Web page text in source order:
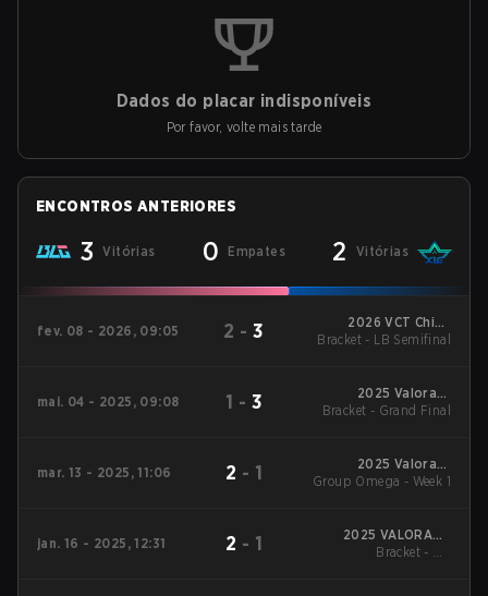
Dados do placar indisponíveis
Por favor, volte mais tarde
ENCONTROS ANTERIORES
3 Vitórias 0 Empates 2 Vitórias
fev. 08 - 2026, 09:05 2 -3
2026 VCT China
Kickoff
Bracket - LB Semifinal
mai. 04 - 2025, 09:08 1 - 3
2025 Valorant
Champions Tour:
Bracket - Grand Final
mar. 13 - 2025, 11:06 2 - 1
2025 Valorant
Champions Tour:
Group Omega - Week 1
jan. 16 - 2025, 12:31 2 - 1
2025 VALORANT
Champions Tour:
Bracket - UB